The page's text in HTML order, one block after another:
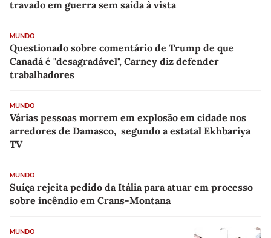
travado em guerra sem saída à vista
MUNDO
Questionado sobre comentário de Trump de que
Canadá é "desagradável", Carney diz defender
trabalhadores
MUNDO
Várias pessoas morrem em explosão em cidade nos
arredores de Damasco, segundo a estatal Ekhbariya
TV
MUNDO
Suíça rejeita pedido da Itália para atuar em processo
sobre incêndio em Crans-Montana
MUNDO